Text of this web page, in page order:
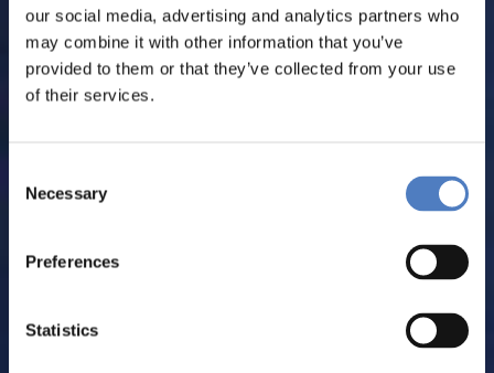
our social media, advertising and analytics partners who
may combine it with other information that you’ve
provided to them or that they’ve collected from your use
of their services.
Selection
Necessary
Preferences
Statistics